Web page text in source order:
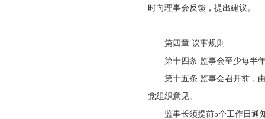
时向理事会反馈，提出建议。
第四章 议事规则
第十四条 监事会至少每半
第十五条 监事会召开前，
党组织意见。
监事长须提前5个工作日通